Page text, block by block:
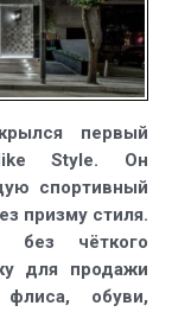
первый
Style. Он
спортивный
призму стиля.
без чёткого
для продажи
обуви,